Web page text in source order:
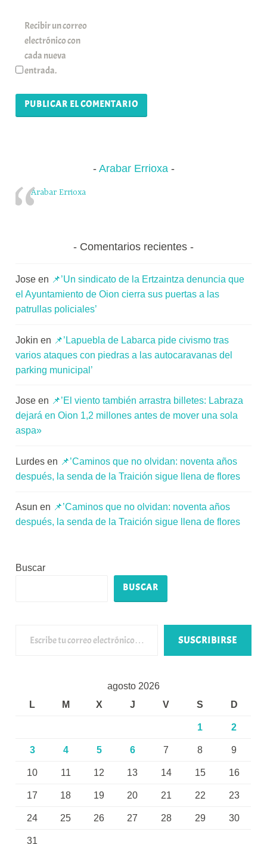
Recibir un correo
electrónico con
cada nueva
entrada.
Arabar Errioxa
Arabar Errioxa
Comentarios recientes
Jose en 📌’Un sindicato de la Ertzaintza denuncia que
el Ayuntamiento de Oion cierra sus puertas a las
patrullas policiales’
Jokin en 📌’Lapuebla de Labarca pide civismo tras
varios ataques con piedras a las autocaravanas del
parking municipal’
Jose en 📌’El viento también arrastra billetes: Labraza
dejará en Oion 1,2 millones antes de mover una sola
aspa»
Lurdes en 📌’Caminos que no olvidan: noventa años
después, la senda de la Traición sigue llena de flores
Asun en 📌’Caminos que no olvidan: noventa años
después, la senda de la Traición sigue llena de flores
Buscar
BUSCAR
SUSCRIBIRSE
agosto 2026
L
M X J V S D
1 2
3 4 5 6 7 8 9
10 11 12 13 14 15 16
17 18 19 20 21 22 23
24 25 26 27 28 29 30
31